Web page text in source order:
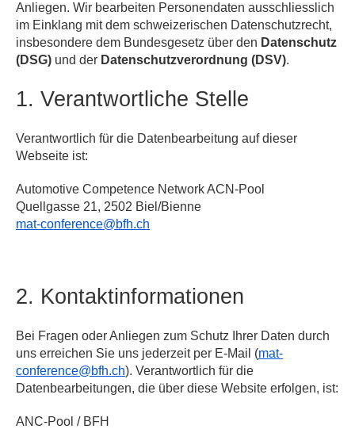
Anliegen. Wir bearbeiten Personendaten ausschliesslich
im Einklang mit dem schweizerischen Datenschutzrecht,
insbesondere dem Bundesgesetz über den Datenschutz
(DSG) und der Datenschutzverordnung (DSV).
1. Verantwortliche Stelle
Verantwortlich für die Datenbearbeitung auf dieser
Webseite ist:
Automotive Competence Network ACN-Pool
Quellgasse 21, 2502 Biel/Bienne
mat-conference@bfh.ch
2. Kontaktinformationen
Bei Fragen oder Anliegen zum Schutz Ihrer Daten durch
uns erreichen Sie uns jederzeit per E-Mail (mat-
conference@bfh.ch). Verantwortlich für die
Datenbearbeitungen, die über diese Website erfolgen, ist:
ANC-Pool / BFH